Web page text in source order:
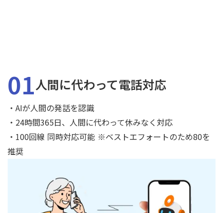
01人間に代わって電話対応
・AIが人間の発話を認識
・24時間365日、人間に代わって休みなく対応
・100回線 同時対応可能 ※ベストエフォートのため80を
推奨